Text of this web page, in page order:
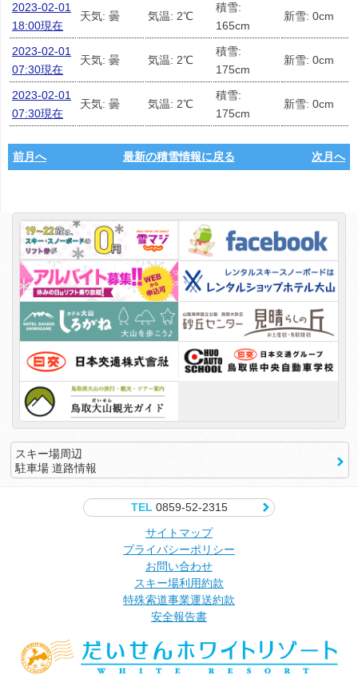
2023-02-01
18:00現在
天気: 曇 気温: 2℃
積雪:
165cm
新雪: 0cm
2023-02-01
07:30現在
天気: 曇 気温: 2℃
積雪:
175cm
新雪: 0cm
2023-02-01
07:30現在
天気: 曇 気温: 2℃
積雪:
175cm
新雪: 0cm
前月へ 最新の積雪情報に戻る 次月へ
スキー場周辺
駐車場 道路情報
TEL0859-52-2315
サイトマップ
プライバシーポリシー
お問い合わせ
スキー場利用約款
特殊索道事業運送約款
安全報告書